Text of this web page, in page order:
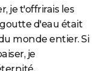
je t'offrirais les
d'eau était
monde entier. Si
je